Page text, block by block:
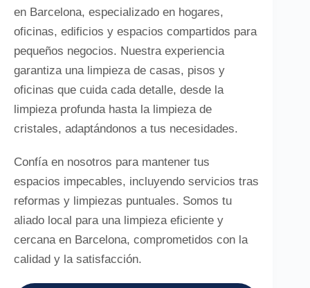
en Barcelona, especializado en hogares,
oficinas, edificios y espacios compartidos para
pequeños negocios. Nuestra experiencia
garantiza una limpieza de casas, pisos y
oficinas que cuida cada detalle, desde la
limpieza profunda hasta la limpieza de
cristales, adaptándonos a tus necesidades.
Confía en nosotros para mantener tus
espacios impecables, incluyendo servicios tras
reformas y limpiezas puntuales. Somos tu
aliado local para una limpieza eficiente y
cercana en Barcelona, comprometidos con la
calidad y la satisfacción.